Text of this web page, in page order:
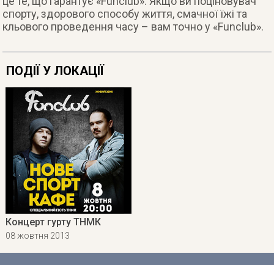
спорту, здорового способу життя, смачної їжі та
кльового проведення часу – вам точно у «Funclub».
ПОДІЇ У ЛОКАЦІЇ
Концерт гурту ТНМК
08 жовтня 2013